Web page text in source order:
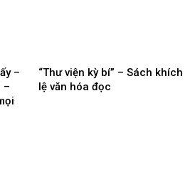
–
–
“Thư viện kỳ bí” – Sách khích
lệ văn hóa đọc